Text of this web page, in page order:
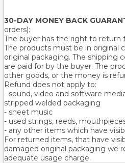
30-DAY MONEY BACK
orders):
The buyer has the right to return
The products must be in original
original packaging. The shipping
are paid for by the buyer. The
other goods, or the money is
Refund does not apply to:
- sound, video and software
stripped welded packaging
- sheet music
- used strings, reeds,
- any other items which have
For returned items, that have
damaged original packaging we
adequate usage charge.